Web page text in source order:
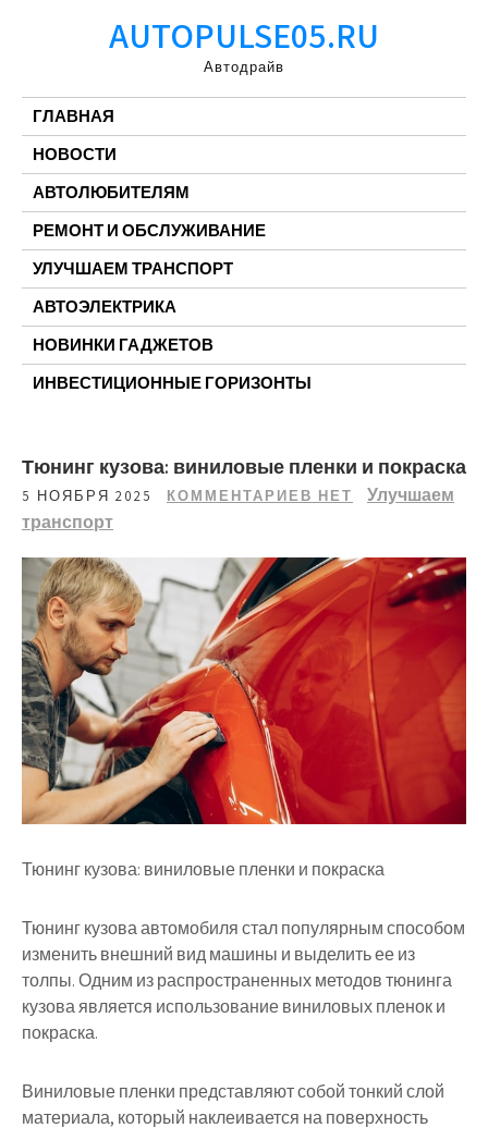
AUTOPULSE05.RU
Автодрайв
ГЛАВНАЯ
НОВОСТИ
АВТОЛЮБИТЕЛЯМ
РЕМОНТ И ОБСЛУЖИВАНИЕ
УЛУЧШАЕМ ТРАНСПОРТ
АВТОЭЛЕКТРИКА
НОВИНКИ ГАДЖЕТОВ
ИНВЕСТИЦИОННЫЕ ГОРИЗОНТЫ
Тюнинг кузова: виниловые пленки и покраска
5 НОЯБРЯ 2025 КОММЕНТАРИЕВ НЕТ
Улучшаем
транспорт
Тюнинг кузова: виниловые пленки и покраска
Тюнинг кузова автомобиля стал популярным способом
изменить внешний вид машины и выделить ее из
толпы. Одним из распространенных методов тюнинга
кузова является использование виниловых пленок и
покраска.
Виниловые пленки представляют собой тонкий слой
материала, который наклеивается на поверхность